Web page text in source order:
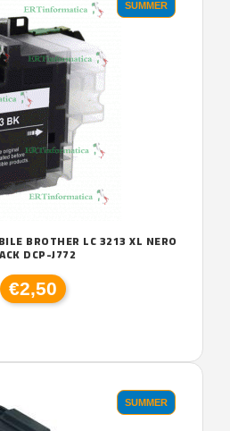
SUMMER
BROTHER LC 3213 XL NERO
DCP-J772
€2,50
SUMMER